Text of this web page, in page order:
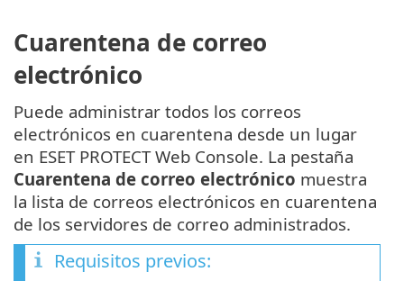
Cuarentena de correo
electrónico
Puede administrar todos los correos
electrónicos en cuarentena desde un lugar
en ESET PROTECT Web Console. La pestaña
Cuarentena de correo electrónico muestra
la lista de correos electrónicos en cuarentena
de los servidores de correo administrados.
Requisitos previos: